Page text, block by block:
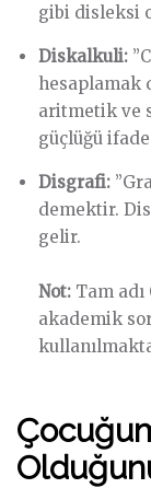
gibi disleksi
Diskalkuli:
hesaplamak
aritmetik ve
güçlüğü
Disgrafi:
demektir.
gelir.
Not: Tam
akademik